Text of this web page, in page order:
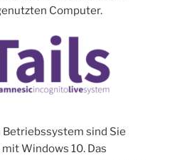
Computer.
sind Sie
Windows 10. Das